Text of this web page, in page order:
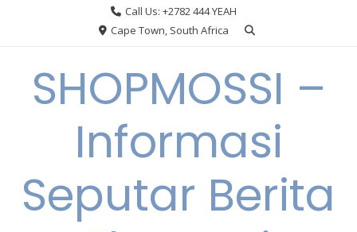
Call Us: +2782 444 YEAH
Cape Town, South Africa
SHOPMOSSI –
Informasi
Seputar Berita